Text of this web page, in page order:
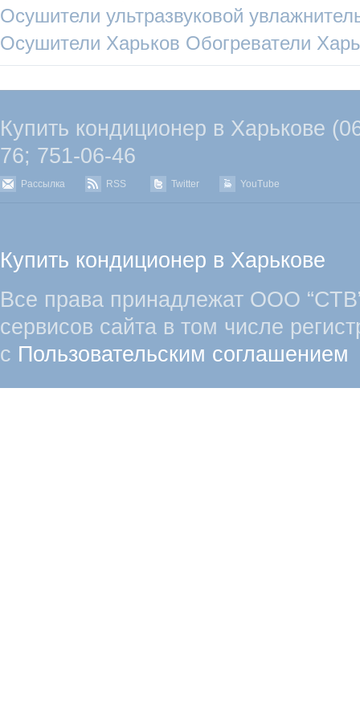
Осушители ультразвуковой
Осушители Харьков Обогреватели
Купить кондиционер в Харькове
76; 751-06-46
Рассылка RSS Twitter YouTube
Купить кондиционер в Харькове
Все права принадлежат ООО
сервисов сайта в том числе
с Пользовательским соглашением